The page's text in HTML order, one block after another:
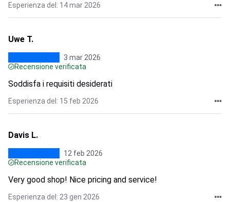
Esperienza del: 14 mar 2026
Uwe T.
3 mar 2026
Recensione verificata
Soddisfa i requisiti desiderati
Esperienza del: 15 feb 2026
Davis L.
12 feb 2026
Recensione verificata
Very good shop! Nice pricing and service!
Esperienza del: 23 gen 2026